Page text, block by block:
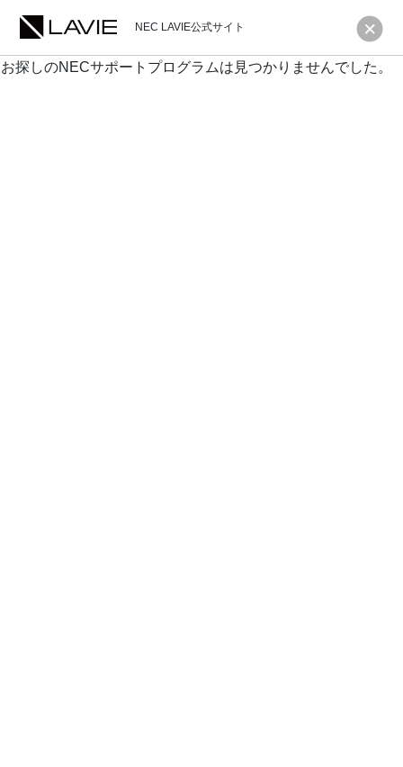
NEC LAVIE公式サイト
お探しのNECサポートプログラムは見つかりませんでした。